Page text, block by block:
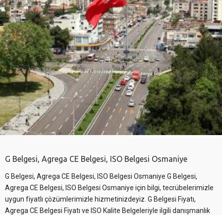
G Belgesi, Agrega CE Belgesi, ISO Belgesi Osmaniye
G Belgesi, Agrega CE Belgesi, ISO Belgesi Osmaniye G Belgesi,
Agrega CE Belgesi, ISO Belgesi Osmaniye için bilgi, tecrübelerimizle
uygun fiyatlı çözümlerimizle hizmetinizdeyiz. G Belgesi Fiyatı,
Agrega CE Belgesi Fiyatı ve ISO Kalite Belgeleriyle ilgili danışmanlık